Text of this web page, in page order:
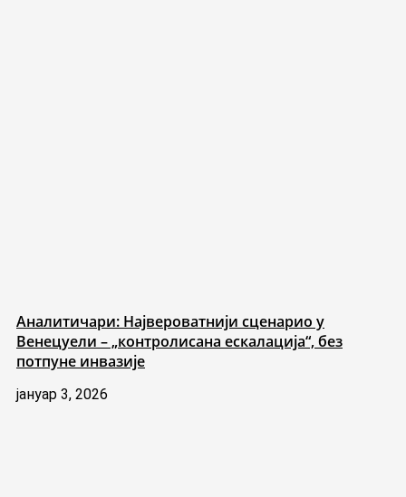
Аналитичари: Највероватнији сценарио у
Венецуели – „контролисана ескалација“, без
потпуне инвазије
јануар 3, 2026